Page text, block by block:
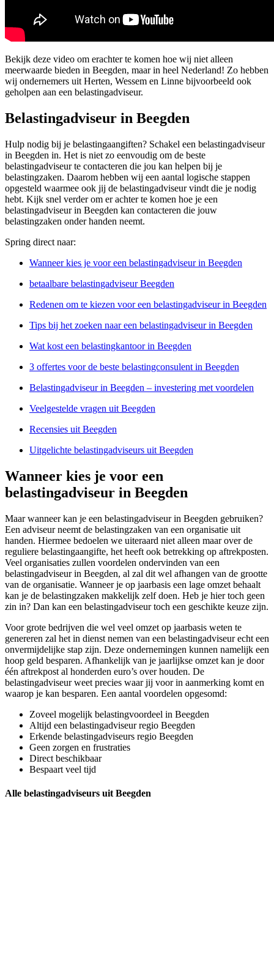
Bekijk deze video om erachter te komen hoe wij niet alleen
meerwaarde bieden in Beegden, maar in heel Nederland! Zo hebben
wij ondernemers uit Herten, Wessem en Linne bijvoorbeeld ook
geholpen aan een belastingadviseur.
Belastingadviseur in Beegden
Hulp nodig bij je belastingaangiften? Schakel een belastingadviseur
in Beegden in. Het is niet zo eenvoudig om de beste
belastingadviseur te contacteren die jou kan helpen bij je
belastingzaken. Daarom hebben wij een aantal logische stappen
opgesteld waarmee ook jij de belastingadviseur vindt die je nodig
hebt. Kijk snel verder om er achter te komen hoe je een
belastingadviseur in Beegden kan contacteren die jouw
belastingzaken onder handen neemt.
Spring direct naar:
Wanneer kies je voor een belastingadviseur in Beegden
betaalbare belastingadviseur Beegden
Redenen om te kiezen voor een belastingadviseur in Beegden
Tips bij het zoeken naar een belastingadviseur in Beegden
Wat kost een belastingkantoor in Beegden
3 offertes voor de beste belastingconsulent in Beegden
Belastingadviseur in Beegden – investering met voordelen
Veelgestelde vragen uit Beegden
Recensies uit Beegden
Uitgelichte belastingadviseurs uit Beegden
Wanneer kies je voor een
belastingadviseur in Beegden
Maar wanneer kan je een belastingadviseur in Beegden gebruiken?
Een adviseur neemt de belastingzaken van een organisatie uit
handen. Hiermee bedoelen we uiteraard niet alleen maar over de
reguliere belastingaangifte, het heeft ook betrekking op aftrekposten.
Veel organisaties zullen voordelen ondervinden van een
belastingadviseur in Beegden, al zal dit wel afhangen van de grootte
van de organisatie. Wanneer je op jaarbasis een lage omzet behaalt
kan je de belastingzaken makkelijk zelf doen. Heb je hier toch geen
zin in? Dan kan een belastingadviseur toch een geschikte keuze zijn.
Voor grote bedrijven die wel veel omzet op jaarbasis weten te
genereren zal het in dienst nemen van een belastingadviseur echt een
onvermijdelijke stap zijn. Deze ondernemingen kunnen namelijk een
hoop geld besparen. Afhankelijk van je jaarlijkse omzet kan je door
één aftrekpost al honderden euro’s over houden. De
belastingadviseur weet precies waar jij voor in aanmerking komt en
waarop je kan besparen. Een aantal voordelen opgesomd:
Zoveel mogelijk belastingvoordeel in Beegden
Altijd een belastingadviseur regio Beegden
Erkende belastingadviseurs regio Beegden
Geen zorgen en frustraties
Direct beschikbaar
Bespaart veel tijd
Alle belastingadviseurs uit Beegden